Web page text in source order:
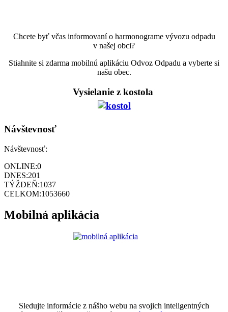
Chcete byť včas informovaní o harmonograme vývozu odpadu
v našej obci?
Stiahnite si zdarma mobilnú aplikáciu Odvoz Odpadu a vyberte si
našu obec.
Vysielanie z kostola
Návštevnosť
Návštevnosť:
ONLINE:0
DNES:201
TÝŽDEŇ:1037
CELKOM:1053660
Mobilná aplikácia
Sledujte informácie z nášho webu na svojich inteligentných